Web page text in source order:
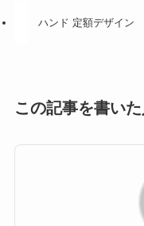
ハンド 定額デザイン
この記事を書いた